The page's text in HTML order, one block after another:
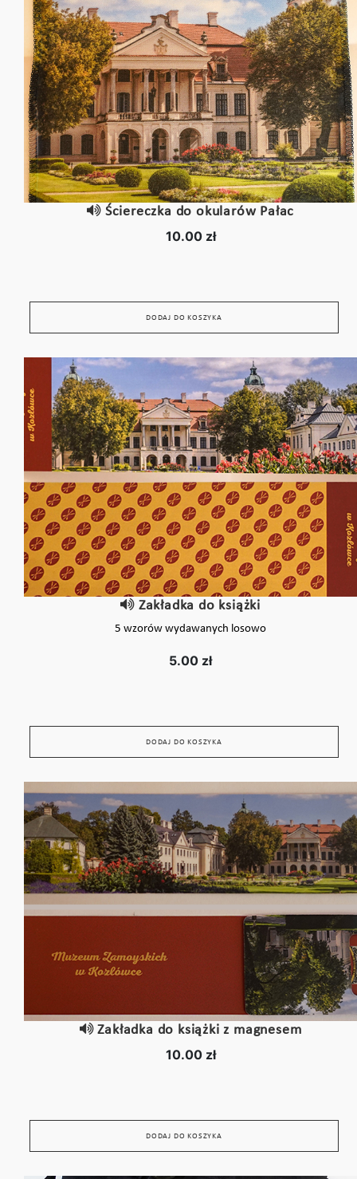
Ściereczka do okularów Pałac
10.00 zł
DODAJ DO KOSZYKA
Zakładka do książki
5 wzorów wydawanych losowo
5.00 zł
DODAJ DO KOSZYKA
Zakładka do książki z magnesem
10.00 zł
DODAJ DO KOSZYKA